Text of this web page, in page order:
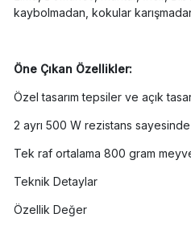
kaybolmadan, kokular
Öne Çıkan Özellikler:
Özel tasarım tepsiler ve açık
2 ayrı 500 W rezistans sayesinde
Tek raf ortalama 800 gram
Teknik Detaylar
Özellik Değer